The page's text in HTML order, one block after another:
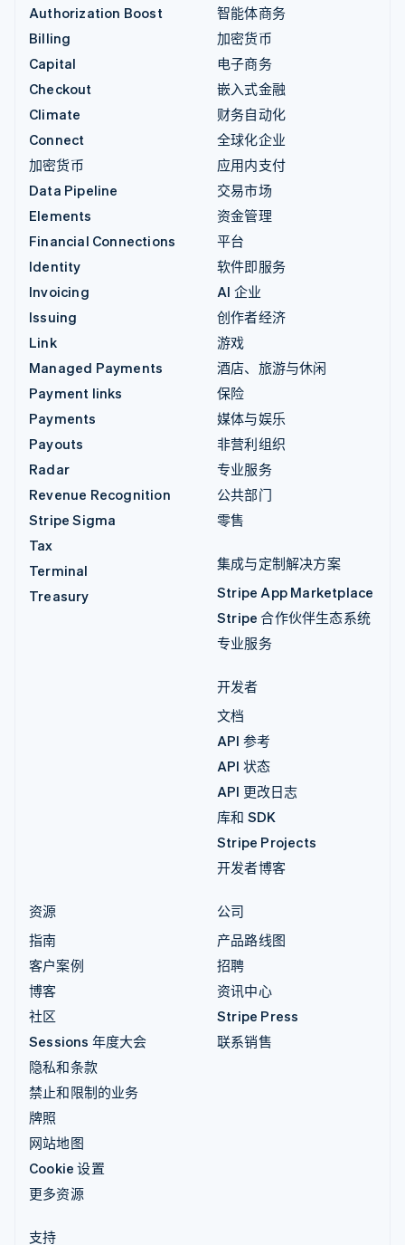
Authorization Boost
Billing
Capital
Checkout
Climate
Connect
加密货币
Data Pipeline
Elements
Financial Connections
Identity
Invoicing
Issuing
Link
Managed Payments
Payment links
Payments
Payouts
Radar
Revenue Recognition
Stripe Sigma
Tax
Terminal
Treasury
智能体商务
加密货币
电子商务
嵌入式金融
财务自动化
全球化企业
应用内支付
交易市场
资金管理
平台
软件即服务
AI 企业
创作者经济
游戏
酒店、旅游与休闲
保险
媒体与娱乐
非营利组织
专业服务
公共部门
零售
集成与定制解决方案
Stripe App Marketplace
Stripe 合作伙伴生态系统
专业服务
开发者
文档
API 参考
API 状态
API 更改日志
库和 SDK
Stripe Projects
开发者博客
资源
指南
客户案例
博客
社区
Sessions 年度大会
隐私和条款
禁止和限制的业务
牌照
网站地图
Cookie 设置
更多资源
公司
产品路线图
招聘
资讯中心
Stripe Press
联系销售
支持